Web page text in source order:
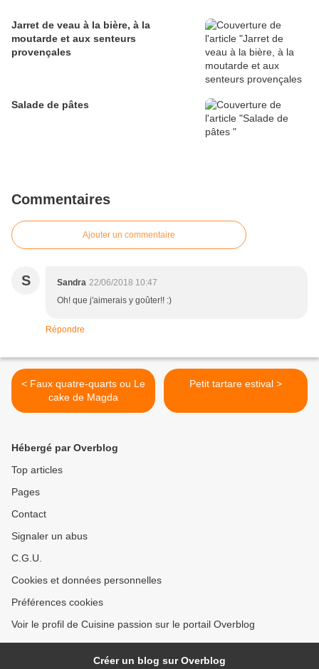
Jarret de veau à la bière, à la
moutarde et aux senteurs
provençales
Salade de pâtes
Commentaires
Ajouter un commentaire
S Sandra 22/06/2018 10:47
Oh! que j'aimerais y goûter!! :)
Répondre
< Faux quatre-quarts ou Le
cake de Magda
Petit tartare estival >
Hébergé par Overblog
Top articles
Pages
Contact
Signaler un abus
C.G.U.
Cookies et données personnelles
Préférences cookies
Voir le profil de Cuisine passion sur le portail Overblog
Créer un blog sur Overblog